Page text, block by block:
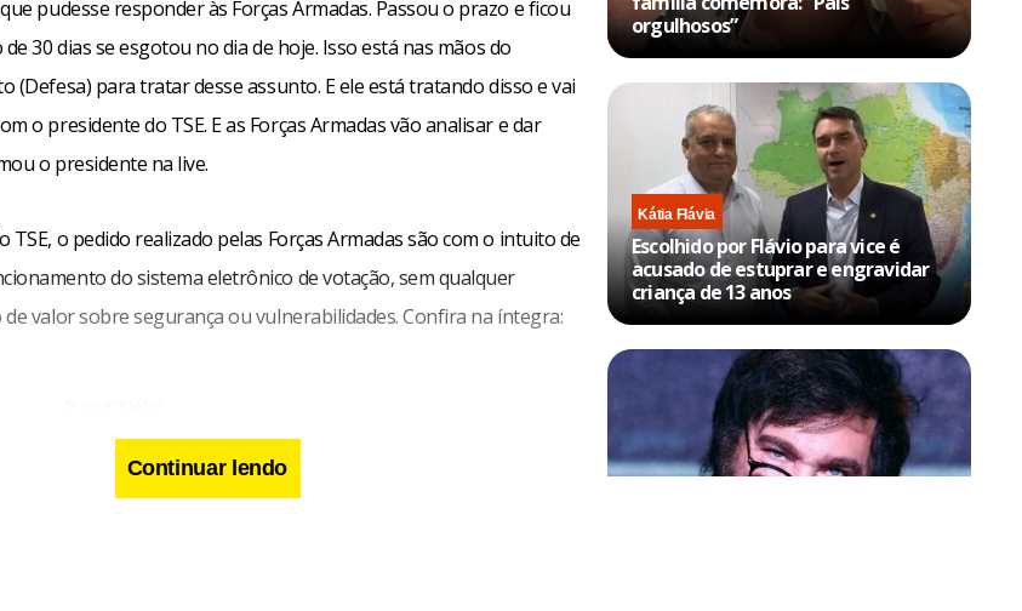
pudesse responder às Forças Armadas. Passou o prazo e ficou
30 dias se esgotou no dia de hoje. Isso está nas mãos do
(Defesa) para tratar desse assunto. E ele está tratando disso e vai
o presidente do TSE. E as Forças Armadas vão analisar e dar
o presidente na live.
TSE, o pedido realizado pelas Forças Armadas são com o intuito de
do sistema eletrônico de votação, sem qualquer
valor sobre segurança ou vulnerabilidades. Confira na íntegra:
Continuar lendo
orgulhosos”
Kátia Flávia
Escolhido por Flávio para vice é
acusado de estuprar e engravidar
criança de 13 anos